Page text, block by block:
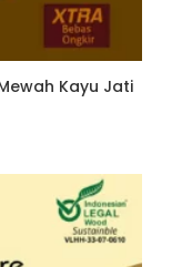
Kayu Jati